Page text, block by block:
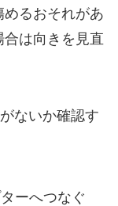
るおそれがあ
は向きを見直
ないか確認す
ーへつなぐ